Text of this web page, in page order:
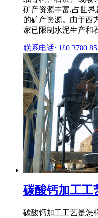
矿产资源丰富,占世界
的矿产资源。由于西
家已限制水泥生产和
联系电话: 180 3780
碳酸钙加工工
碳酸钙加工工艺是怎